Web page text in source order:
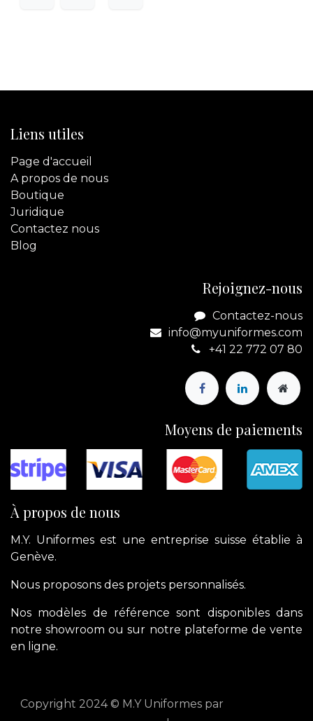
Liens utiles
Page d'accueil
A propos de nous
Boutique
Juridique
Contactez nous
Blog
Rejoignez-nous
Contactez-nous
info@myuniformes.com
+41 22 772 07 80
Moyens de paiements
À propos de nous
M.Y. Uniformes est une entreprise suisse établie à
Genève.
Nous proposons des projets personnalisés.
Nos modèles de référence sont disponibles dans
notre showroom ou sur notre plateforme de vente
en ligne.
Copyright 2024 © M.Y Uniformes par